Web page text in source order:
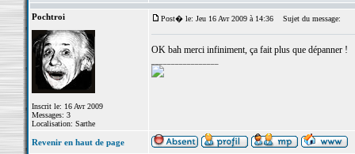
Pochtroi
Inscrit le: 16 Avr 2009
Messages: 3
Localisation: Sarthe
Post� le: Jeu 16 Avr 2009 à 14:36 Sujet du message:
OK bah merci infiniment, ça fait plus que dépanner !
Revenir en haut de page